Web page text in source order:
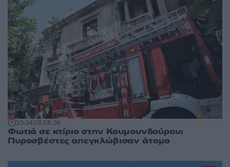
10:3408.08.26
Φωτιά σε κτίριο στην Κουμουνδούρου:
Πυροσβέστες απεγκλώβισαν άτομο